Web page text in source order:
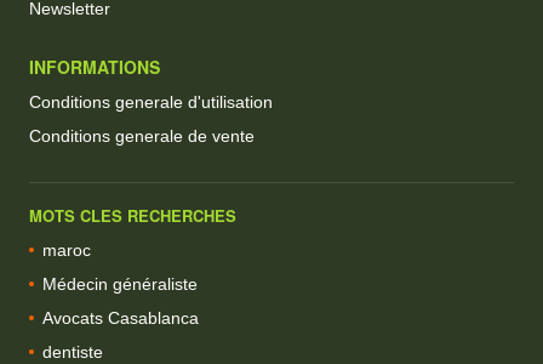
Newsletter
INFORMATIONS
Conditions generale d'utilisation
Conditions generale de vente
MOTS CLES RECHERCHES
maroc
Médecin généraliste
Avocats Casablanca
dentiste